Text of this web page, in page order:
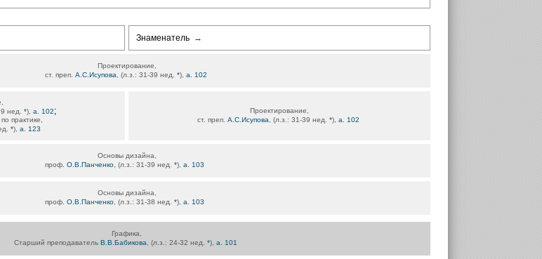
Знаменатель →
Проектирование,
ст. преп. А.С.Исупова , (л.з.: 31-39 нед. *), а. 102
нед. *), а. 102;
практике,
*), а. 123
Проектирование,
ст. преп. А.С.Исупова , (л.з.: 31-39 нед. *), а. 102
Основы дизайна,
проф. О.В.Панченко , (л.з.: 31-39 нед. *), а. 103
Основы дизайна,
проф. О.В.Панченко , (л.з.: 31-38 нед. *), а. 103
Графика,
Старший преподаватель В.В.Бабикова , (л.з.: 24-32 нед. *), а. 101